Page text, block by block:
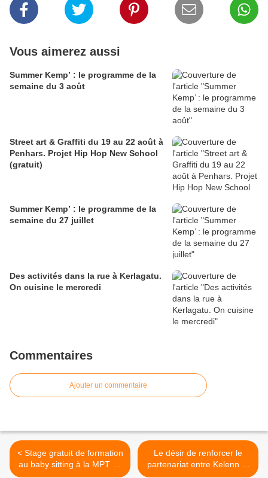
Vous aimerez aussi
Summer Kemp’ : le programme de la
semaine du 3 août
Street art & Graffiti du 19 au 22 août à
Penhars. Projet Hip Hop New School
(gratuit)
Summer Kemp’ : le programme de la
semaine du 27 juillet
Des activités dans la rue à Kerlagatu.
On cuisine le mercredi
Commentaires
Ajouter un commentaire
< Stage gratuit de formation
au baby sitting à la MPT de
Penhars
Le désir de renforcer le
partenariat entre Kelenn et
Mervent >